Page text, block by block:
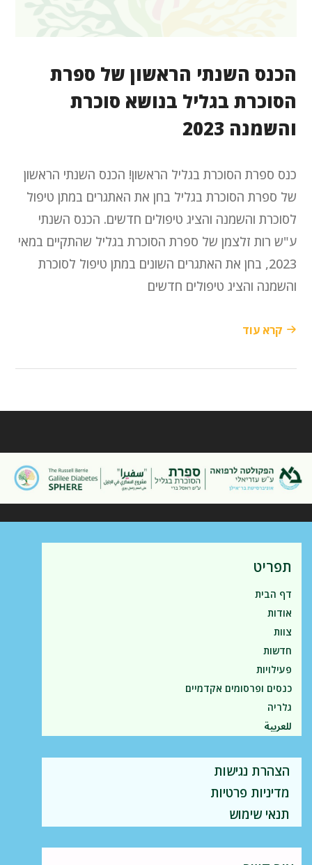
הכנס השנתי הראשון של ספרת
הסוכרת בגליל בנושא סוכרת
והשמנה 2023
כנס ספרת הסוכרת בגליל הראשון! הכנס השנתי הראשון
של ספרת הסוכרת בגליל בחן את האתגרים במתן טיפול
לסוכרת והשמנה והציג טיפולים חדשים. הכנס השנתי
ע"ש רות זלצמן של ספרת הסוכרת בגליל שהתקיים במאי
2023, בחן את האתגרים השונים במתן טיפול לסוכרת
והשמנה והציג טיפולים חדשים
קרא עוד
תפריט
דף הבית
אודות
צוות
חדשות
פעילויות
כנסים ופרסומים אקדמיים
גלריה
للعربية
הצהרת נגישות
מדיניות פרטיות
תנאי שימוש